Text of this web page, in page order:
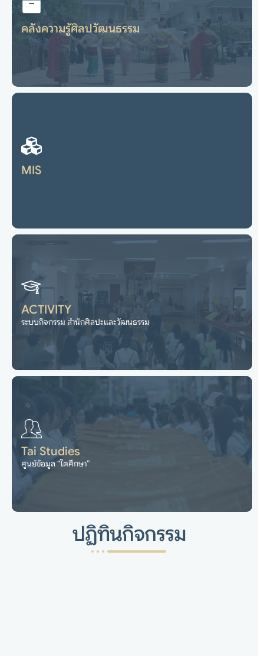
Online
ไปยังเว็บไซต์
คลังความรู้ศิลปวัฒนธรรม
คลังความรู้ศิลปวัฒนธรรม
อยู่ในระหว่างปรับปรุงข้อมูล
MIS
ระบบสนับสนุนการบริหารจัดการ สำนักศิลปะและวัฒนธรรม
ไปยังเว็บไซต์
ACTIVITY
ระบบกิจกรรม สำนักศิลปะและวัฒนธรรม
ระบบกิจกรรม สำนักศิลปะและวัฒนธรรม
ไปยังเว็บไซต์
Tai Studies
ศูนย์ข้อมูล “ไตศึกษา”
ปฏิทินกิจกรรม